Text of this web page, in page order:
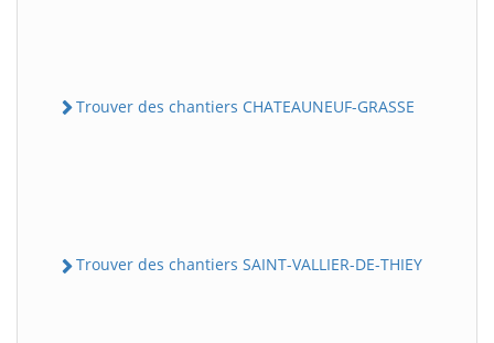
Trouver des chantiers CHATEAUNEUF-GRASSE
Trouver des chantiers SAINT-VALLIER-DE-THIEY